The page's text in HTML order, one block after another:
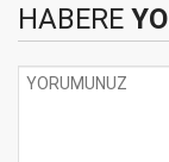
HABERE